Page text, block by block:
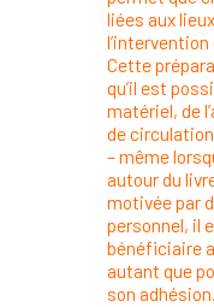
liées aux
Cette
qu’il est
matériel, de
de
– même
autour du
motivée par
personnel, il
bénéficiaire
autant que
son adhésion.